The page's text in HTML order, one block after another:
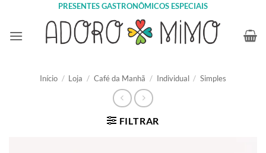
content
PRESENTES GASTRONÔMICOS ESPECIAIS
Início / Loja / Café da Manhã / Individual / Simples
FILTRAR